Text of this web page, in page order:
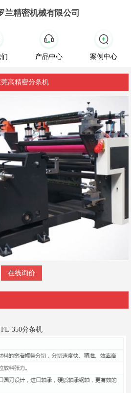
兰精密机械有限公司
产品中心 案例中心
莞高精密分条机
在线询价
FL-350分条机